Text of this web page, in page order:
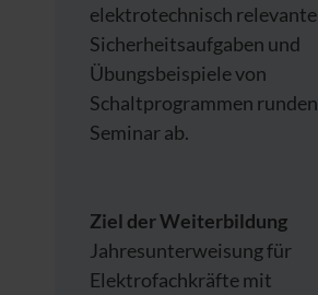
elektrotechnisch
Sicherheitsaufgaben und
Übungsbeispiele von
Schaltprogrammen
Seminar ab.
Ziel der Weiterbildung
Jahresunterweisung für
Elektrofachkräfte mit